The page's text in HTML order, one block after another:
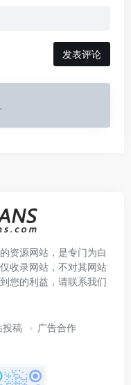
发表评论
资源网站，是专门为白
收录网站，不对其网站
您的利益，请联系我们
投稿 广告合作